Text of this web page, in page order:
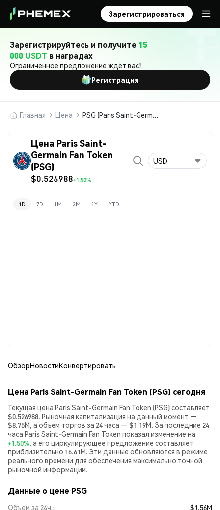
Зарегистрироваться
Зарегистрируйтесь и получите 15
000 USDT в наградах
Ограниченное предложение ждёт вас!
Регистрация
Главная Цена PSG (Paris Saint-Germain Fan Token)
Цена Paris Saint-
Germain Fan Token
(PSG)
$0.526988+1.50%
USD
1D 7D 1M 3M 1Y YTD
ОбзорНовостиКонвертировать
Цена Paris Saint-Germain Fan Token (PSG) сегодня
Текущая цена Paris Saint-Germain Fan Token (PSG) составляет
$0.526988. Рыночная капитализация на данный момент —
$8.75M, а объем торгов за 24 часа — $1.19M. За последние 24
часа Paris Saint-Germain Fan Token показал изменение на
+1.50%, а его циркулирующее предложение составляет
приблизительно 16.61M. Эти данные обновляются в режиме
реального времени для обеспечения максимально точной
рыночной информации.
Данные о цене PSG
Объем за 24ч
$1.56M